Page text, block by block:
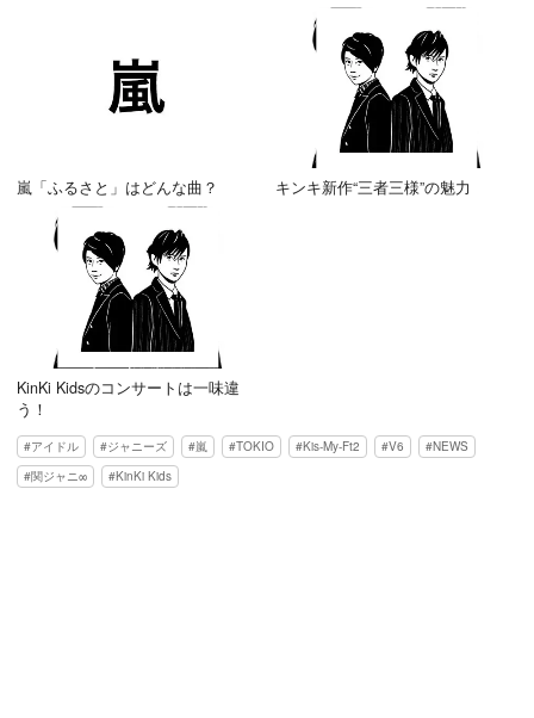
嵐「ふるさと」はどんな曲？ キンキ新作“三者三様”の魅力
KinKi Kidsのコンサートは一味違
う！
アイドル ジャニーズ 嵐 TOKIO Kis-My-Ft2 V6
NEWS
関ジャニ∞
KinKi Kids